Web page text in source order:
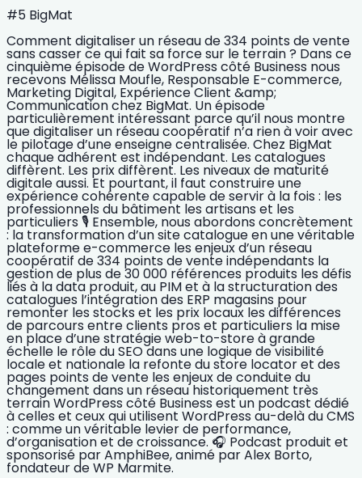
#5 BigMat
Comment digitaliser un réseau de 334 points de vente
sans casser ce qui fait sa force sur le terrain ? Dans ce
cinquième épisode de WordPress côté Business nous
recevons Mélissa Moufle, Responsable E-commerce,
Marketing Digital, Expérience Client &amp;
Communication chez BigMat. Un épisode
particulièrement intéressant parce qu’il nous montre
que digitaliser un réseau coopératif n’a rien à voir avec
le pilotage d’une enseigne centralisée. Chez BigMat
chaque adhérent est indépendant. Les catalogues
diffèrent. Les prix diffèrent. Les niveaux de maturité
digitale aussi. Et pourtant, il faut construire une
expérience cohérente capable de servir à la fois : les
professionnels du bâtiment les artisans et les
particuliers 🎙️ Ensemble, nous abordons concrètement
: la transformation d’un site catalogue en une véritable
plateforme e-commerce les enjeux d’un réseau
coopératif de 334 points de vente indépendants la
gestion de plus de 30 000 références produits les défis
liés à la data produit, au PIM et à la structuration des
catalogues l’intégration des ERP magasins pour
remonter les stocks et les prix locaux les différences
de parcours entre clients pros et particuliers la mise
en place d’une stratégie web-to-store à grande
échelle le rôle du SEO dans une logique de visibilité
locale et nationale la refonte du store locator et des
pages points de vente les enjeux de conduite du
changement dans un réseau historiquement très
terrain WordPress côté Business est un podcast dédié
à celles et ceux qui utilisent WordPress au-delà du CMS
: comme un véritable levier de performance,
d’organisation et de croissance. 🎧 Podcast produit et
sponsorisé par AmphiBee, animé par Alex Borto,
fondateur de WP Marmite.